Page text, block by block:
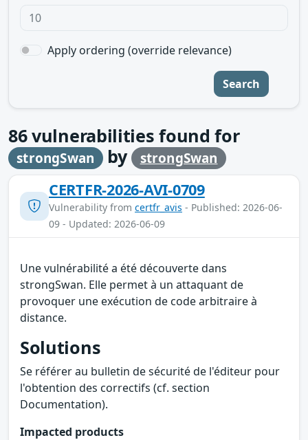
Apply ordering (override relevance)
Search
86vulnerabilities found for
strongSwan by strongSwan
CERTFR-2026-AVI-0709
Vulnerability from certfr_avis - Published: 2026-06-
09 - Updated: 2026-06-09
Une vulnérabilité a été découverte dans
strongSwan. Elle permet à un attaquant de
provoquer une exécution de code arbitraire à
distance.
Solutions
Se référer au bulletin de sécurité de l'éditeur pour
l'obtention des correctifs (cf. section
Documentation).
Impacted products